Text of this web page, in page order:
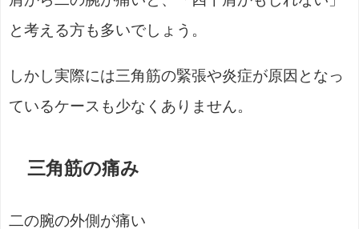
と考える方も多いでしょう。
しかし実際には三角筋の緊張や炎症が原因となっ
ているケースも少なくありません。
三角筋の痛み
二の腕の外側が痛い